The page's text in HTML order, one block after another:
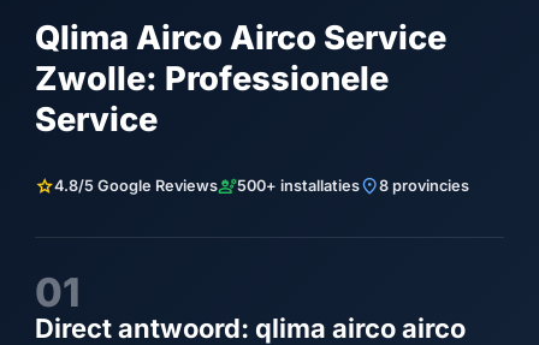
Qlima Airco Airco Service
Zwolle: Professionele
Service
star4.8/5 Google Reviewsengineering500+ installatieslocation_on8 provincies
01
Direct antwoord: qlima airco airco